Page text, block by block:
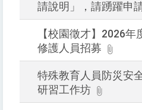
請說明」，請踴躍申
【校園徵才】2026
修護人員招募
特殊教育人員防災安
研習工作坊